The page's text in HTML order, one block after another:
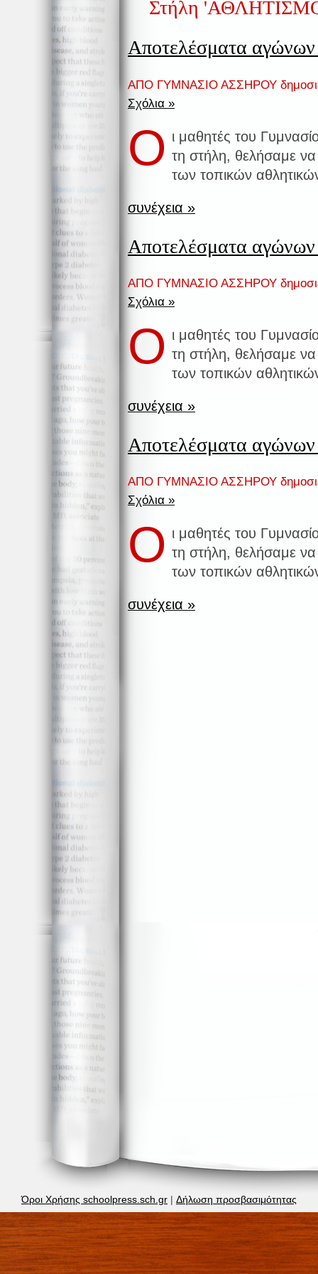
Στήλη
Αποτελέσματα
ΑΠΟ ΓΥΜΝΑΣΙΟ ΑΣΣΗΡΟΥ
Σχόλια »
Ο ι μαθητές του
τη στήλη, θελήσαμε
των τοπικών
συνέχεια »
Αποτελέσματα
ΑΠΟ ΓΥΜΝΑΣΙΟ ΑΣΣΗΡΟΥ
Σχόλια »
Ο ι μαθητές του
τη στήλη, θελήσαμε
των τοπικών
συνέχεια »
Αποτελέσματα
ΑΠΟ ΓΥΜΝΑΣΙΟ ΑΣΣΗΡΟΥ
Σχόλια »
Ο ι μαθητές του
τη στήλη, θελήσαμε
των τοπικών
συνέχεια »
Όροι Χρήσης schoolpress.sch.gr | Δήλωση προσβασιμότητας